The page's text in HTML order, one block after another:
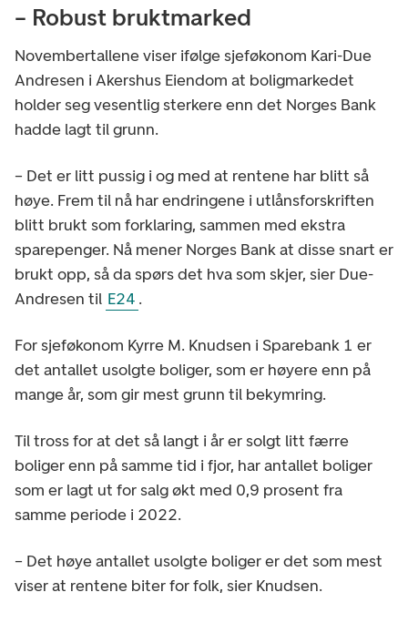
– Robust bruktmarked
Novembertallene viser ifølge sjeføkonom Kari-Due
Andresen i Akershus Eiendom at boligmarkedet
holder seg vesentlig sterkere enn det Norges Bank
hadde lagt til grunn.
– Det er litt pussig i og med at rentene har blitt så
høye. Frem til nå har endringene i utlånsforskriften
blitt brukt som forklaring, sammen med ekstra
sparepenger. Nå mener Norges Bank at disse snart er
brukt opp, så da spørs det hva som skjer, sier Due-
Andresen til E24 .
For sjeføkonom Kyrre M. Knudsen i Sparebank 1 er
det antallet usolgte boliger, som er høyere enn på
mange år, som gir mest grunn til bekymring.
Til tross for at det så langt i år er solgt litt færre
boliger enn på samme tid i fjor, har antallet boliger
som er lagt ut for salg økt med 0,9 prosent fra
samme periode i 2022.
– Det høye antallet usolgte boliger er det som mest
viser at rentene biter for folk, sier Knudsen.